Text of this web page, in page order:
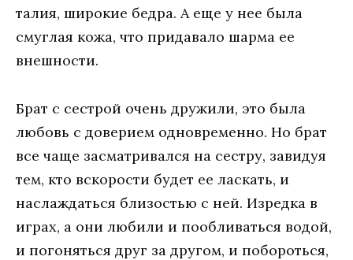
талия, широкие бедра. А еще у нее была
смуглая кожа, что придавало шарма ее
внешности.
Брат с сестрой очень дружили, это была
любовь с доверием одновременно. Но брат
все чаще засматривался на сестру, завидуя
тем, кто вскорости будет ее ласкать, и
наслаждаться близостью с ней. Изредка в
играх, а они любили и пообливаться водой,
и погоняться друг за другом, и побороться,